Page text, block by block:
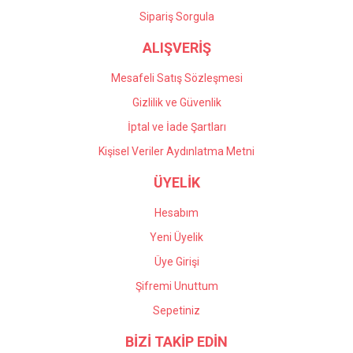
Gönder
Sipariş Sorgula
ALIŞVERİŞ
Mesafeli Satış Sözleşmesi
Gizlilik ve Güvenlik
İptal ve İade Şartları
Kişisel Veriler Aydınlatma Metni
ÜYELİK
Hesabım
Yeni Üyelik
Üye Girişi
Şifremi Unuttum
Sepetiniz
BİZİ TAKİP EDİN